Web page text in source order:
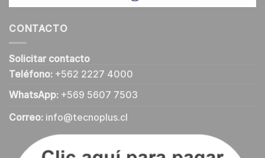
CONTACTO
Solicitar contacto
Teléfono: +562 2227 4000
WhatsApp: +569 5607 7503
Correo: info@tecnoplus.cl